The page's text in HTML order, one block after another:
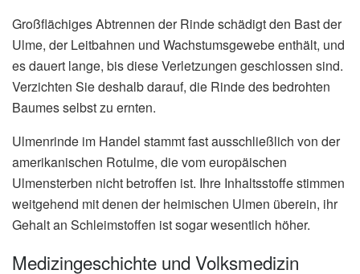
Großflächiges Abtrennen der Rinde schädigt den Bast der
Ulme, der Leitbahnen und Wachstumsgewebe enthält, und
es dauert lange, bis diese Verletzungen geschlossen sind.
Verzichten Sie deshalb darauf, die Rinde des bedrohten
Baumes selbst zu ernten.
Ulmenrinde im Handel stammt fast ausschließlich von der
amerikanischen Rotulme, die vom europäischen
Ulmensterben nicht betroffen ist. Ihre Inhaltsstoffe stimmen
weitgehend mit denen der heimischen Ulmen überein, ihr
Gehalt an Schleimstoffen ist sogar wesentlich höher.
Medizingeschichte und Volksmedizin